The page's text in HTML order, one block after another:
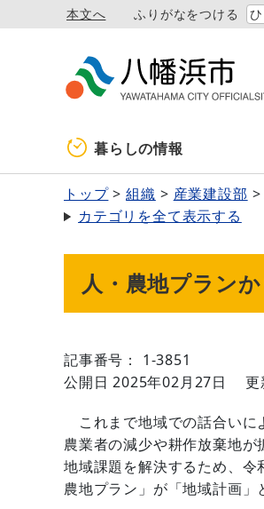
本文へ ふりがなをつける
暮らしの情報
トップ 組織 産業建設部
カテゴリを全て表示する
人・農地プラン
記事番号： 1-3851
公開日 2025年02月27日
更
これまで地域での話合いに
農業者の減少や耕作放棄地
地域課題を解決するため、令
農地プラン」が「地域計画」